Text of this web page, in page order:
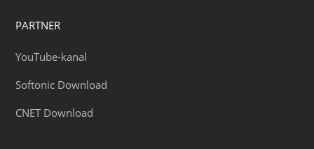
PARTNER
YouTube-kanal
Softonic Download
CNET Download